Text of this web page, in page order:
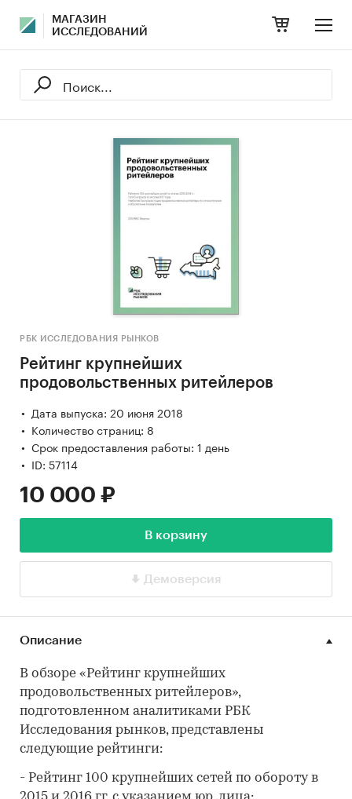
МАГАЗИН
ИССЛЕДОВАНИЙ
РБК ИССЛЕДОВАНИЯ РЫНКОВ
Рейтинг крупнейших
продовольственных ритейлеров
Дата выпуска: 20 июня 2018
Количество страниц: 8
Срок предоставления работы: 1 день
ID: 57114
10 000 ₽
В корзину
Демоверсия
Описание
В обзоре «Рейтинг крупнейших
продовольственных ритейлеров»,
подготовленном аналитиками РБК
Исследования рынков, представлены
следующие рейтинги:
- Рейтинг 100 крупнейших сетей по обороту в